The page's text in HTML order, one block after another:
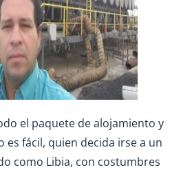
el paquete de alojamiento y
es fácil, quien decida irse a un
como Libia, con costumbres